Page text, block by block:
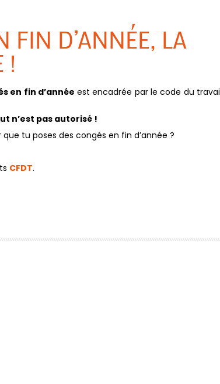
FIN D’ANNÉE, LA
!
en fin d’année est encadrée par le code du
n’est pas autorisé !
tu poses des congés en fin d’année ?
CFDT.